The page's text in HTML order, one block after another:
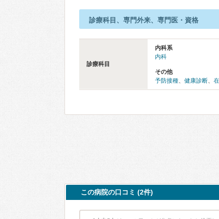
診療科目、専門外来、専門医・資格
診療科目
内科系
内科
その他
予防接種、 健康診断、
この病院の口コミ (2件)